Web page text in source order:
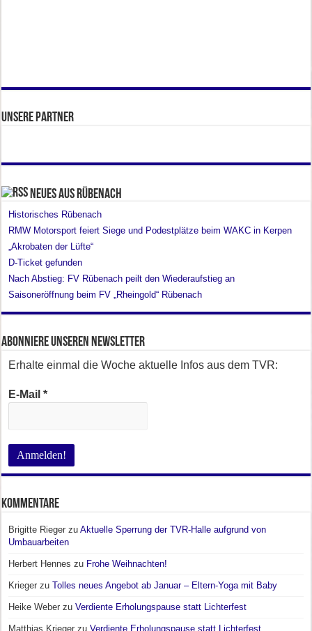
Unsere Partner
Neues aus Rübenach
Historisches Rübenach
RMW Motorsport feiert Siege und Podestplätze beim WAKC in Kerpen
„Akrobaten der Lüfte“
D-Ticket gefunden
Nach Abstieg: FV Rübenach peilt den Wiederaufstieg an
Saisoneröffnung beim FV „Rheingold“ Rübenach
Abonniere unseren Newsletter
Erhalte einmal die Woche aktuelle Infos aus dem TVR:
E-Mail*
Kommentare
Brigitte Rieger zuAktuelle Sperrung der TVR-Halle aufgrund von
Umbauarbeiten
Herbert Hennes zu Frohe Weihnachten!
Krieger zuTolles neues Angebot ab Januar – Eltern-Yoga mit Baby
Heike Weber zuVerdiente Erholungspause statt Lichterfest
Matthias Krieger zuVerdiente Erholungspause statt Lichterfest